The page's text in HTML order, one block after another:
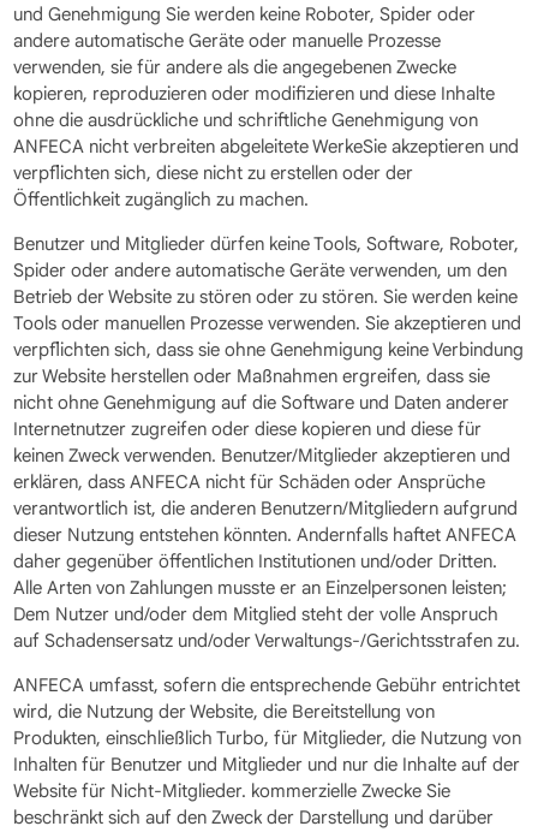
und Genehmigung Sie werden keine Roboter, Spider oder
andere automatische Geräte oder manuelle Prozesse
verwenden, sie für andere als die angegebenen Zwecke
kopieren, reproduzieren oder modifizieren und diese Inhalte
ohne die ausdrückliche und schriftliche Genehmigung von
ANFECA nicht verbreiten abgeleitete WerkeSie akzeptieren und
verpflichten sich, diese nicht zu erstellen oder der
Öffentlichkeit zugänglich zu machen.
Benutzer und Mitglieder dürfen keine Tools, Software, Roboter,
Spider oder andere automatische Geräte verwenden, um den
Betrieb der Website zu stören oder zu stören. Sie werden keine
Tools oder manuellen Prozesse verwenden. Sie akzeptieren und
verpflichten sich, dass sie ohne Genehmigung keine Verbindung
zur Website herstellen oder Maßnahmen ergreifen, dass sie
nicht ohne Genehmigung auf die Software und Daten anderer
Internetnutzer zugreifen oder diese kopieren und diese für
keinen Zweck verwenden. Benutzer/Mitglieder akzeptieren und
erklären, dass ANFECA nicht für Schäden oder Ansprüche
verantwortlich ist, die anderen Benutzern/Mitgliedern aufgrund
dieser Nutzung entstehen könnten. Andernfalls haftet ANFECA
daher gegenüber öffentlichen Institutionen und/oder Dritten.
Alle Arten von Zahlungen musste er an Einzelpersonen leisten;
Dem Nutzer und/oder dem Mitglied steht der volle Anspruch
auf Schadensersatz und/oder Verwaltungs-/Gerichtsstrafen zu.
ANFECA umfasst, sofern die entsprechende Gebühr entrichtet
wird, die Nutzung der Website, die Bereitstellung von
Produkten, einschließlich Turbo, für Mitglieder, die Nutzung von
Inhalten für Benutzer und Mitglieder und nur die Inhalte auf der
Website für Nicht-Mitglieder. kommerzielle Zwecke Sie
beschränkt sich auf den Zweck der Darstellung und darüber